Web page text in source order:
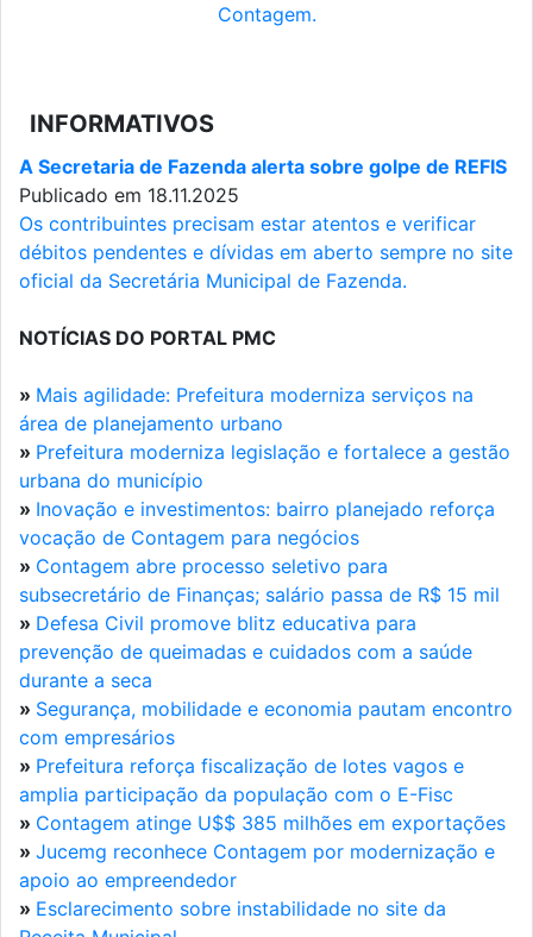
Contagem.
INFORMATIVOS
A Secretaria de Fazenda alerta sobre golpe de REFIS
Publicado em 18.11.2025
Os contribuintes precisam estar atentos e verificar
débitos pendentes e dívidas em aberto sempre no site
oficial da Secretária Municipal de Fazenda.
NOTÍCIAS DO PORTAL PMC
» Mais agilidade: Prefeitura moderniza serviços na
área de planejamento urbano
» Prefeitura moderniza legislação e fortalece a gestão
urbana do município
» Inovação e investimentos: bairro planejado reforça
vocação de Contagem para negócios
» Contagem abre processo seletivo para
subsecretário de Finanças; salário passa de R$ 15 mil
» Defesa Civil promove blitz educativa para
prevenção de queimadas e cuidados com a saúde
durante a seca
» Segurança, mobilidade e economia pautam encontro
com empresários
» Prefeitura reforça fiscalização de lotes vagos e
amplia participação da população com o E-Fisc
» Contagem atinge U$$ 385 milhões em exportações
» Jucemg reconhece Contagem por modernização e
apoio ao empreendedor
» Esclarecimento sobre instabilidade no site da